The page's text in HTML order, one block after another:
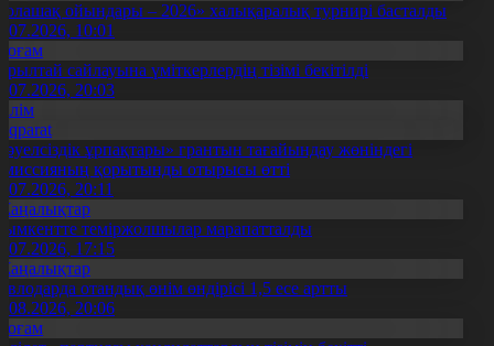
ойындары – 2026» халықаралық турнирі басталды
10:01
сайлауына үміткерлердің тізімі бекітілді
20:03
ұрпақтары» грантын тағайындау жөніндегі
қорытынды отырысы өтті
20:11
теміржолшылар марапатталды
17:15
отандық өнім өндірісі 1,5 есе артты
20:06